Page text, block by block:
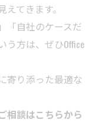
てきます。
「自社のケースだ
う方は、ぜひOffice
寄り添った最適な
相談はこちらから